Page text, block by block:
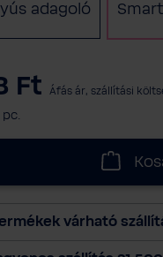
adagoló
Ft Áfás ár, szállítási
pc.
várható